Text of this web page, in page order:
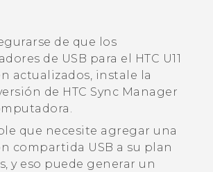
de que los
de USB para el
HTC U11
actualizados, instale la
de HTC Sync Manager
que necesite agregar una
compartida USB a su plan
y eso puede generar un